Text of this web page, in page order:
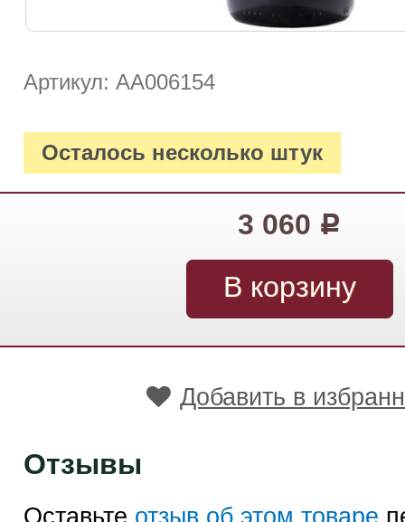
Артикул: АА006154
Осталось несколько штук
3 060 Р
Добавить в
Отзывы